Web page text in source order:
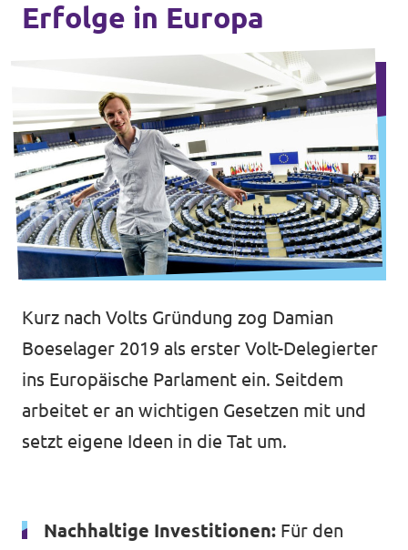
Erfolge in Europa
Kurz nach Volts Gründung zog Damian
Boeselager 2019 als erster Volt-Delegierter
ins Europäische Parlament ein. Seitdem
arbeitet er an wichtigen Gesetzen mit und
setzt eigene Ideen in die Tat um.
Nachhaltige Investitionen: Für den